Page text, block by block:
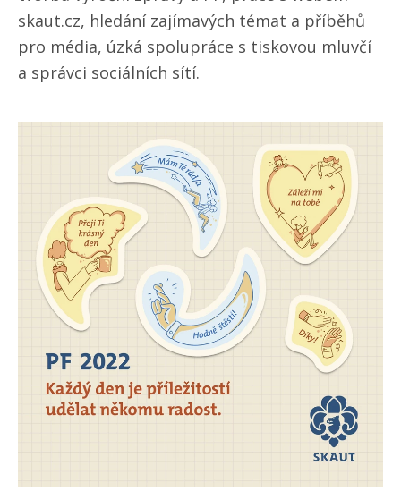
skaut.cz, hledání zajímavých témat a příběhů
pro média, úzká spolupráce s tiskovou mluvčí
a správci sociálních sítí.